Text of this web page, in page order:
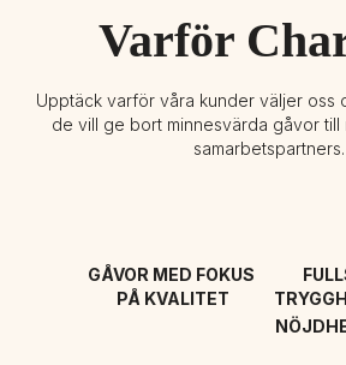
Varför
Upptäck varför våra kunder väljer oss
de vill ge bort minnesvärda gåvor
samarbetspartners.
GÅVOR MED FOKUS
PÅ KVALITET